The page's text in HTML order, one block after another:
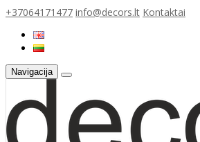
+37064171477 info@decors.lt Kontaktai
Navigacija